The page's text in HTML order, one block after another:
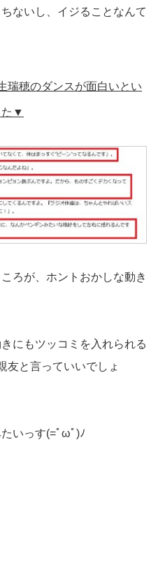
ないし、イジることなんて
瑞穂のダンスが面白いとい
た▼
ろが、ホントおかしな動き
にもツッコミを入れられる
友と言っていいでしょ
いっす(=ﾟωﾟ)ﾉ